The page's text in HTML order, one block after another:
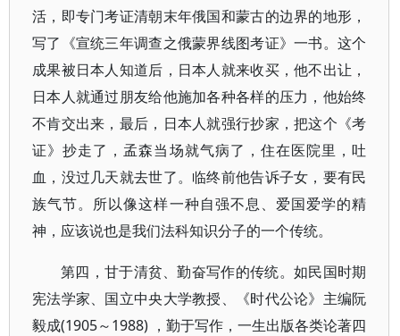
活，即专门考证清朝末年俄国和蒙古的边界的地形，
写了《宣统三年调查之俄蒙界线图考证》一书。这个
成果被日本人知道后，日本人就来收买，他不出让，
日本人就通过朋友给他施加各种各样的压力，他始终
不肯交出来，最后，日本人就强行抄家，把这个《考
证》抄走了，孟森当场就气病了，住在医院里，吐
血，没过几天就去世了。临终前他告诉子女，要有民
族气节。所以像这样一种自强不息、爱国爱学的精
神，应该说也是我们法科知识分子的一个传统。
第四，甘于清贫、勤奋写作的传统。如民国时期
宪法学家、国立中央大学教授、《时代公论》主编阮
毅成(1905～1988) ，勤于写作，一生出版各类论著四